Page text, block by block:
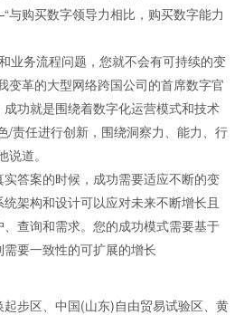
购买数字领导力相比，购买数字能力
业务流程问题，您就不会有可持续的变
变革的大型网络跨国公司的首席数字官
功就是围绕着数字化运营模式和技术
/责任进行创新，围绕洞察力、能力、行
道。
答案的时候，成功需要适应不断的变
架构和设计可以应对未来不断增长且
查询和需求。您的成功模式需要基于
要一致性的可扩展的增长
步区、中国(山东)自由贸易试验区、黄